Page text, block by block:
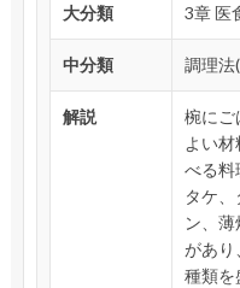
大分類 3章 医
中分類 調理法
解説
椀にご
よい
べる料
タケ
ン、
があり
種類を